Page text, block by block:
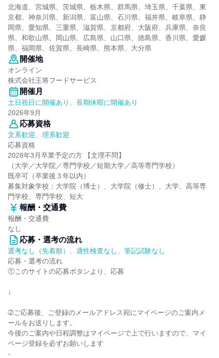
北海道、宮城県、茨城県、栃木県、群馬県、埼玉県、千葉県、東
京都、神奈川県、新潟県、富山県、石川県、福井県、岐阜県、静
岡県、愛知県、三重県、滋賀県、京都府、大阪府、兵庫県、奈良
県、和歌山県、岡山県、広島県、山口県、徳島県、香川県、愛媛
県、福岡県、佐賀県、長崎県、熊本県、大分県
開催地
オンライン
株式会社王将フードサービス
開催月
土日祝日に開催あり、長期休暇に開催あり
2026年9月
応募資格
文系歓迎、理系歓迎
応募資格
2028年3月卒業予定の方 【文理不問】
（大学／大学院／専門学校／短期大学／高等専門学校）
既卒可（卒業後３年以内）
募集対象学校：大学院（博士）、大学院（修士）、大学、高等専
門学校、専門学校、短大
報酬・交通費
報酬・交通費
なし
応募・選考の流れ
選考なし（先着順）、適性検査なし、筆記試験なし
応募・選考の流れ
①このサイトの応募ボタンより、応募
↓
➁ご応募後、ご登録のメールアドレス宛にマイページのご案内メ
ールをお送りします。
今後のご案内や日程調整はマイページで上で行いますので、マイ
ページ登録を必ずお願いします
-